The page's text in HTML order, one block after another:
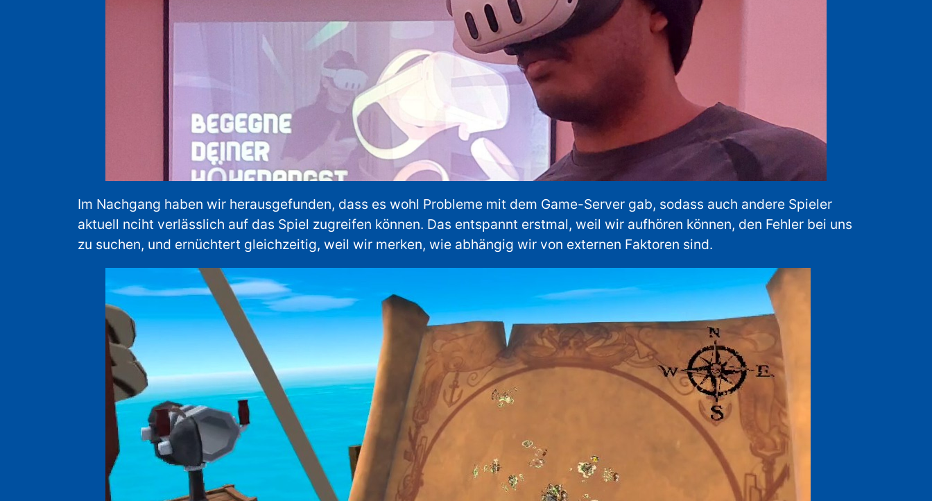
Im Nachgang haben wir herausgefunden, dass es wohl Probleme mit dem Game-Server gab, sodass auch andere Spieler
aktuell nciht verlässlich auf das Spiel zugreifen können. Das entspannt erstmal, weil wir aufhören können, den Fehler bei uns
zu suchen, und ernüchtert gleichzeitig, weil wir merken, wie abhängig wir von externen Faktoren sind.